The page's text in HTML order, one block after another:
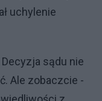
uchylenie
sądu nie
Ale zobaczcie -